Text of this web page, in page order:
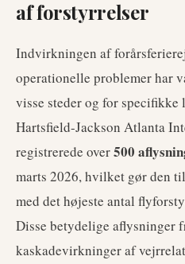
af forstyrrelser
Indvirkningen af
operationelle problemer har
visse steder og for specifikke
Hartsfield-Jackson Atlanta
registrerede over500
marts 2026, hvilket gør den
med det højeste antal
Disse betydelige aflysninger
kaskadevirkninger af